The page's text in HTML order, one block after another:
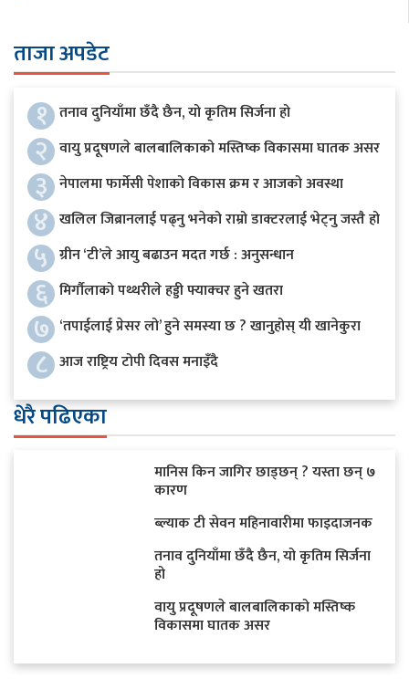
ताजा अपडेट
१ तनाव दुनियाँमा छँदै छैन, यो कृतिम सिर्जना हो
२ वायु प्रदूषणले बालबालिकाको मस्तिष्क विकासमा घातक असर
३ नेपालमा फार्मेसी पेशाको विकास क्रम र आजको अवस्था
४ खलिल जिब्रानलाई पढ्नु भनेको राम्रो डाक्टरलाई भेट्नु जस्तै हो
५ ग्रीन ‘टी’ले आयु बढाउन मदत गर्छ : अनुसन्धान
६ मिर्गौलाको पथ्थरीले हड्डी फ्याक्चर हुने खतरा
७ ‘तपाईलाई प्रेसर लो’ हुने समस्या छ ? खानुहोस् यी खानेकुरा
८ आज राष्ट्रिय टोपी दिवस मनाइँदै
धेरै पढिएका
मानिस किन जागिर छाड्छन् ? यस्ता छन् ७
कारण
ब्ल्याक टी सेवन महिनावारीमा फाइदाजनक
तनाव दुनियाँमा छँदै छैन, यो कृतिम सिर्जना
हो
वायु प्रदूषणले बालबालिकाको मस्तिष्क
विकासमा घातक असर